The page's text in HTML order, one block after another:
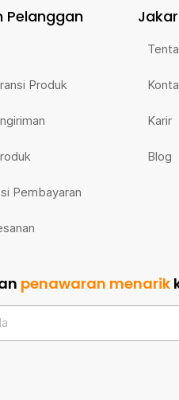
Pelanggan
Produk
Pembayaran
Karir
Blog
penawaran menarik